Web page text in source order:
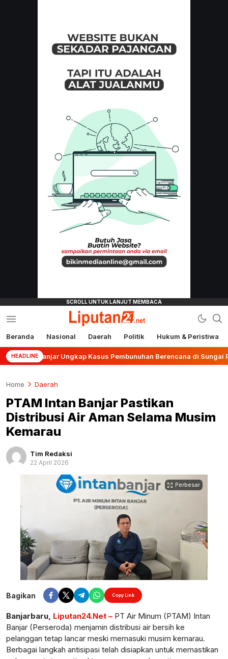
liputan24.net
Beranda Nasional Daerah Politik Hukum & Peristiwa
HEADLINE
Banjar Ungkap Kasus Pembunuhan Berencana di Sungai Pinang
Home Daerah
PTAM Intan Banjar Pastikan
Distribusi Air Aman Selama Musim
Kemarau
Tim Redaksi
22 April 2026
Perbesar
Bagikan Copy Link
Banjarbaru, Liputan24.Net – PT Air Minum (PTAM) Intan
Banjar (Perseroda) menjamin distribusi air bersih ke
pelanggan tetap lancar meski memasuki musim kemarau.
Berbagai langkah antisipasi telah disiapkan untuk memastikan